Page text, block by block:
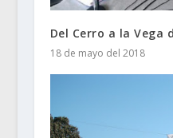
Del Cerro a la Vega
18 de mayo del 2018